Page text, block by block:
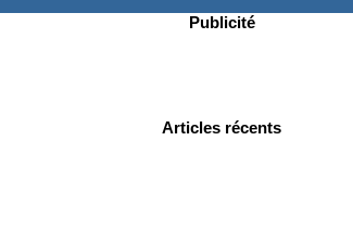
Publicité
Articles récents